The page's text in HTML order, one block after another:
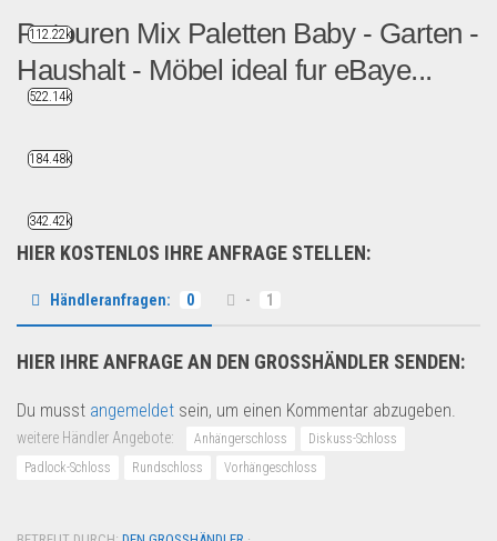
Retouren Mix Paletten Baby - Garten -
Haushalt - Möbel ideal fur eBaye...
HIER KOSTENLOS IHRE ANFRAGE STELLEN:
Händleranfragen: 0 - 1
HIER IHRE ANFRAGE AN DEN GROSSHÄNDLER SENDEN:
Du musst angemeldet sein, um einen Kommentar abzugeben.
weitere Händler Angebote: Anhängerschloss
Diskuss-Schloss
Padlock-Schloss
Rundschloss Vorhängeschloss
112.22k
522.14k
184.48k
342.42k